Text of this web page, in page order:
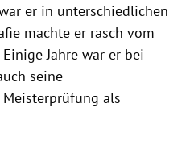
er in unterschiedlichen
machte er rasch vom
Jahre war er bei
seine
als